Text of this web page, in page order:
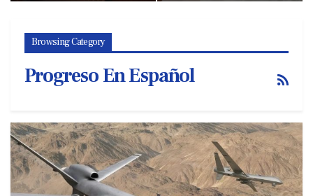
Browsing Category
Progreso En Español